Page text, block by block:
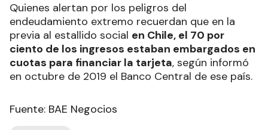
Quienes alertan por los peligros del
endeudamiento extremo recuerdan que en la
previa al estallido social en Chile, el 70 por
ciento de los ingresos estaban embargados en
cuotas para financiar la tarjeta, según informó
en octubre de 2019 el Banco Central de ese país.
Fuente: BAE Negocios